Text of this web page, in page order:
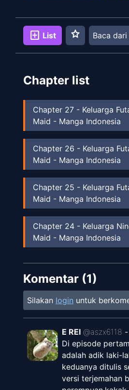
add_box List star Baca
Chapter list
Chapter 27 - Keluarga
Maid - Manga Indonesia
Chapter 26 - Keluarga
Maid - Manga Indonesia
Chapter 25 - Keluarga
Maid - Manga Indonesia
Chapter 24 - Keluarga
Maid - Manga Indonesia
Chapter23-Keluarga
Maid - Manga Indonesia
Chapter22 -Keluarga
Chapter21-Keluarga
Maid - Manga Indonesia
Chapter20-Keluarga
Komentar (1)
Silakan login untuk
E REI @aszx6118 -
Di episode
adalah adik laki-
keduanya ditulis
versi terjemahan